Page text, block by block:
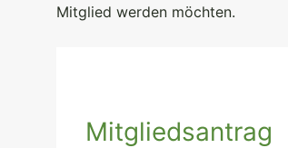
Mitglied werden möchten.
Mitgliedsantrag